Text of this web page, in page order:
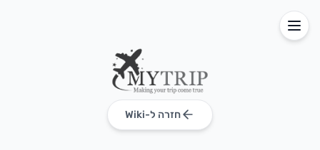
חזרה ל-Wiki